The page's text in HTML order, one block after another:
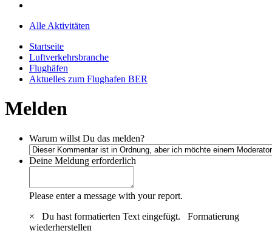
Alle Aktivitäten
Startseite
Luftverkehrsbranche
Flughäfen
Aktuelles zum Flughafen BER
Melden
Warum willst Du das melden?
Deine Meldung erforderlich
Please enter a message with your report.
×
Du hast formatierten Text eingefügt. Formatierung
wiederherstellen